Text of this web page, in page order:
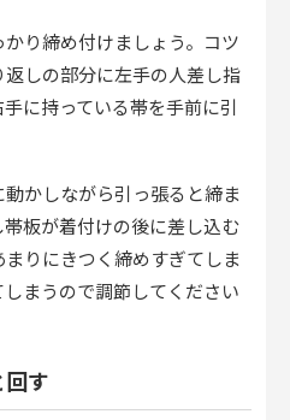
り締め付けましょう。コツ
しの部分に左手の人差し指
に持っている帯を手前に引
かしながら引っ張ると締ま
板が着付けの後に差し込む
りにきつく締めすぎてしま
まうので調節してください
す